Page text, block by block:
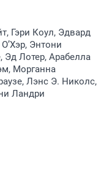
Гэри Коул, Эдвард
Энтони
Эд Лотер, Арабелла
Морганна
Лэнс Э. Николс,
Ландри